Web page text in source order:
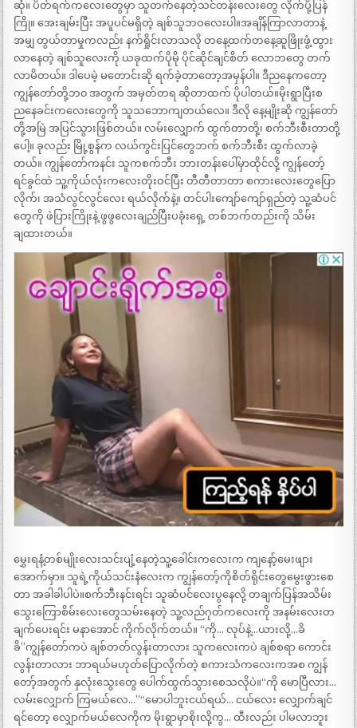
ဆုံ။ ပိတ်ရက်ကလေးတွေမှာ သူတက်နေတဲ့သင်တန်းလေးတွေ လိုက်ပို့ပြန်
ကြို။ အေးချမ်းပြီး အပူပင်မရှိတဲ့ ချစ်သူဘဝလေးပါ။အချိန်ကြာလာတာနဲ့
အမျှ တွယ်တာမှုကလည်း နက်ရှိုင်းလာသလို တနေ့ထက်တနေ့ဆူဖြိုးဖွံ့ထွား
လာနေတဲ့ ချစ်သူလေးကို ယခုထက်ပိုမို ပိုင်ဆိုင်ချင်စိတ် လောဘတွေ တက်
လာမိတယ်။ ဒါပေမဲ့ မတောင်းဆို ရက်ခဲ့တာတော့အမှန်ပါ။ ဒီညနေကတော့
ကျွန်တော်တို့ဘ၀ အတွက် အမှတ်တရ ဆိုတာထက် ပိုပါတယ်။မိုးရွာပြီးစ
ညနေခင်းကလေးတွေကို သူသဘောကျတယ်လေ။ ဒီလို နေ့မျိုးဆို ကျွန်တော်
တို့အမြဲ အပြင်သွားဖြစ်တယ်။ လမ်းလျှောက် ထွက်တာတို့၊ စက်ဘီးစီးတာတို့
ပေါ့။ ခုလည်း မြို့စွန်က လယ်ကွင်းပြင်တွေဘက် စက်ဘီးစီး ထွက်လာခဲ့
တယ်။ ကျွန်တော်ကနင်း သူကစက်ဘီး ဘားတန်းပေါ်မှာထိုင်လို့ ကျွန်တော့်
ရင်ခွင်ထဲ သူ့ကိုယ်လုံးကလေးတိုးဝင်ပြီး တီတီတာတာ စကားလေးတွေပြော
လိုက်၊ အသံလွင်လွင်လေး ရယ်လိုက်နဲ့။ တင်ပါးကျော်ကျော်ရှည်တဲ့ သူ့ဆံပင်
တွေကို ဖဲပြားကြိုးနဲ့ ဖွဖွလေးချည်ပြီးပခုံးရှေ့ တစ်ဘက်တည်းကို သိမ်း
ချထားတယ်။
မွှေးရနံ့တစ်မျိုးလေးသင်းပျံ့နေတဲ့သူ့ခေါင်းကလေးက ကျနော့်မေးဖျား
အောက်မှာ။ သူရဲ့ကိုယ်သင်းနံလေးက ကျွန်တော့်ကိုစိတ်ရိုင်းတွေမွေးဖွားစေ
တာ အခါခါပါပဲ။စက်ဘီးနင်းရင်း သူဆံပင်လေးပွနေလို့ တချက်ပြန်အသိမ်း
သွေးကြောစိမ်းလေးတွေသမ်းနေတဲ့ သူ့လည်ဂုတ်ကလေးကို အနမ်းလေးတ
ချက်ပေးရင်း မနာအောင် ကိုက်လိုက်တယ်။ “ကို… လုပ်နဲ့…ယားလို့…ခိ
ခိ”ကျွန်တော်ကပဲ ချစ်တတ်လွန်းတာလား သူကလေးကပဲ ချစ်စရာ ကောင်း
လွန်းတာလား ဘာရယ်မဟုတ်ပြောလိုက်တဲ့ စကားသံကလေးကအစ ကျွန်
တော့်အတွက် နှလုံးသွေးတွေ ပေါက်ထွက်သွားစေသလိုပဲ။“ကို မောပြီလား…
လမ်းလျှောက် ကြမယ်လေ…”“မောပါဘူးငယ်ရယ်… ငယ်လေး လျှောက်ချင်
ရင်တော့ လျှောက်မယ်လေကိုက မိုးရွာမှာစိုးလို့ကွ… ထီးလည်း ပါမလာဘူး